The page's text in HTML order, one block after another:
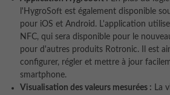
l'HygroSoft est également disponible
pour iOS et Android. L'application
NFC, qui sera disponible pour le
pour d'autres produits Rotronic. Il est
configurer, régler et mettre à jour
smartphone.
Visualisation des valeurs mesurées : La